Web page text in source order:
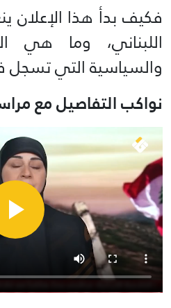
فكيف بدأ هذا
اللبناني، وما هي
والسياسية التي تسجل
نواكب التفاصيل مع